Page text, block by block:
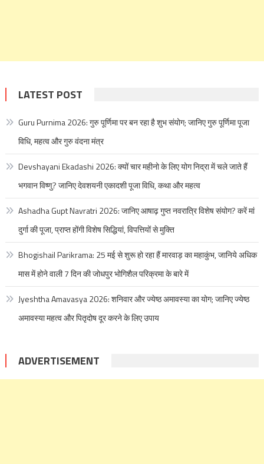
LATEST POST
Guru Purnima 2026: गुरु पूर्णिमा पर बन रहा है शुभ संयोग; जानिए गुरु पूर्णिमा पूजा
विधि, महत्व और गुरु वंदना मंत्र
Devshayani Ekadashi 2026: क्यों चार महीनो के लिए योग निद्रा में चले जाते हैं
भगवान विष्णु? जानिए देवशयनी एकादशी पूजा विधि, कथा और महत्व
Ashadha Gupt Navratri 2026: जानिए आषाढ़ गुप्त नवरात्रि विशेष संयोग? करें मां
दुर्गा की पूजा, प्राप्त होंगी विशेष सिद्धियां, विपत्तियों से मुक्ति
Bhogishail Parikrama: 25 मई से शुरू हो रहा हैं मारवाड़ का महाकुंभ, जानिये अधिक
मास में होने वाली 7 दिन की जोधपुर भोगिशैल परिक्रमा के बारे में
Jyeshtha Amavasya 2026: शनिवार और ज्येष्ठ अमावस्या का योग; जानिए ज्येष्ठ
अमावस्या महत्व और पितृदोष दूर करने के लिए उपाय
ADVERTISEMENT